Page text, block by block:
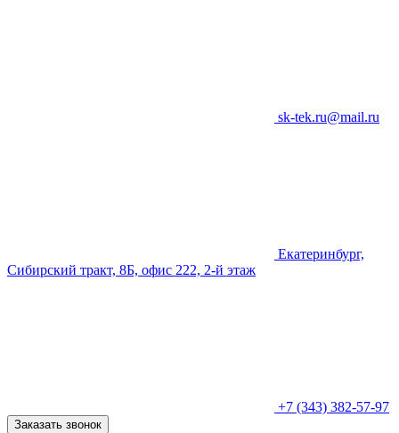
sk-tek.ru@mail.ru
Екатеринбург,
Сибирский тракт, 8Б, офис 222, 2-й этаж
+7 (343) 382-57-97
Заказать звонок